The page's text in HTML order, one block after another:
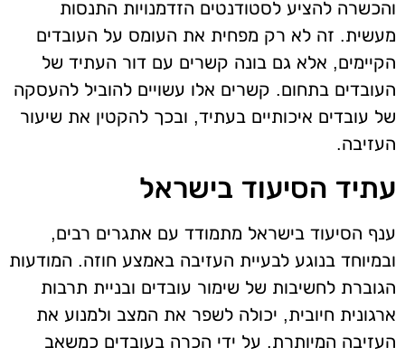
והכשרה להציע לסטודנטים הזדמנויות התנסות
מעשית. זה לא רק מפחית את העומס על העובדים
הקיימים, אלא גם בונה קשרים עם דור העתיד של
העובדים בתחום. קשרים אלו עשויים להוביל להעסקה
של עובדים איכותיים בעתיד, ובכך להקטין את שיעור
העזיבה.
עתיד הסיעוד בישראל
ענף הסיעוד בישראל מתמודד עם אתגרים רבים,
ובמיוחד בנוגע לבעיית העזיבה באמצע חוזה. המודעות
הגוברת לחשיבות של שימור עובדים ובניית תרבות
ארגונית חיובית, יכולה לשפר את המצב ולמנוע את
העזיבה המיותרת. על ידי הכרה בעובדים כמשאב